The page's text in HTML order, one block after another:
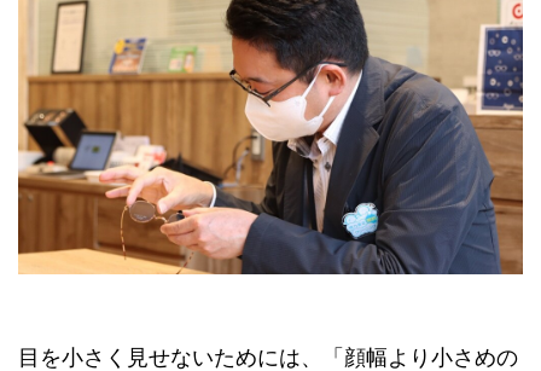
目を小さく見せないためには、「顔幅より小さめの